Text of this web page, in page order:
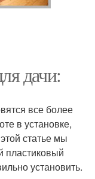
дачи:
все более
в установке,
статье мы
пластиковый
установить.